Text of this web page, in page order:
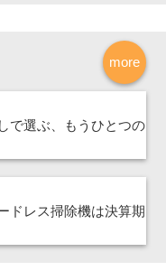
more
で選ぶ、もうひとつの
ドレス掃除機は決算期